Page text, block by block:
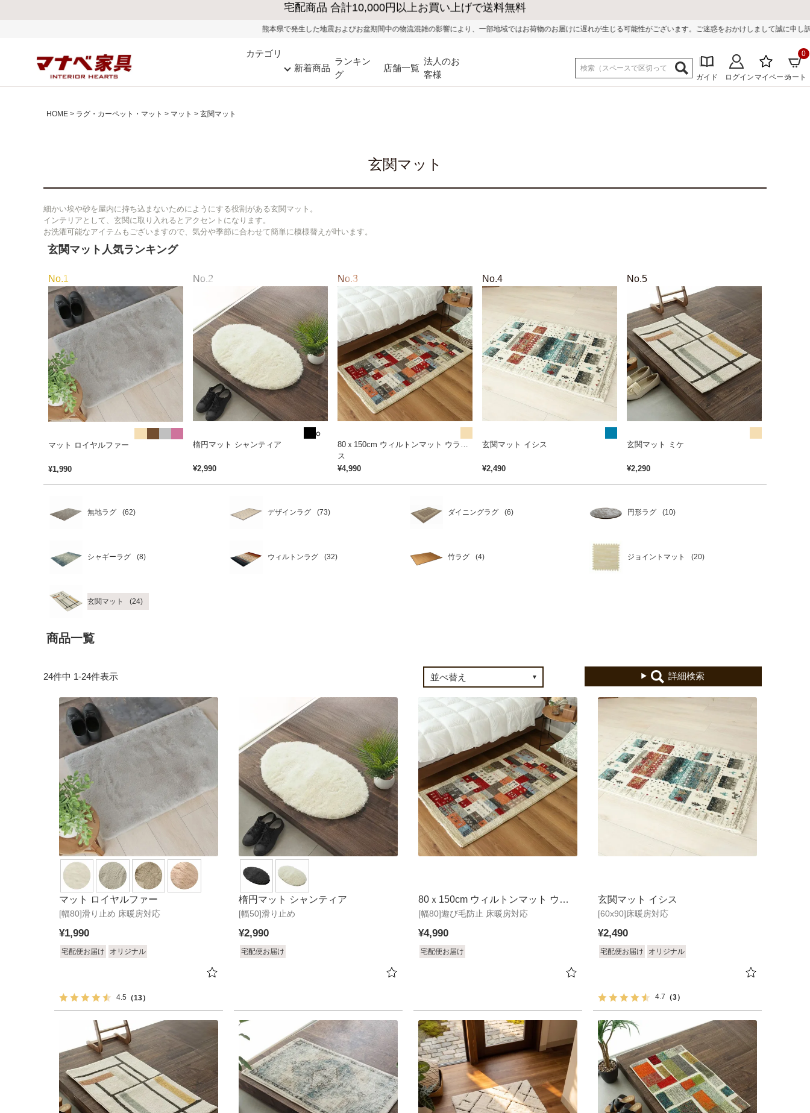
大型家具の送料・設置無料（※当社エリア）
熊本県で発生した地震およびお盆期間中の物流混雑の影響により、一部地域ではお荷物のお届けに遅れが生じる可能性がございます。ご迷惑をおかけしまして誠に申し訳ございません。
カテゴリ
新着商品
ランキン
グ
店舗一覧
法人のお
客様
ガイド ログイン マイページカート
0
HOME ラグ・カーペット・マット マット 玄関マット
玄関マット
細かい埃や砂を屋内に持ち込まないためにようにする役割がある玄関マット。
インテリアとして、玄関に取り入れるとアクセントになります。
お洗濯可能なアイテムもございますので、気分や季節に合わせて簡単に模様替えが叶います。
玄関マット人気ランキング
マット ロイヤルファー
¥1,990
●
楕円マット シャンティア
¥2,990
80ｘ150cm ウィルトンマット ウラノ
ス
¥4,990
玄関マット イシス
¥2,490
玄関マット ミケ
¥2,290
無地ラグ デザインラグ ダイニングラグ 円形ラグ
シャギーラグ ウィルトンラグ 竹ラグ ジョイントマット
玄関マット
商品一覧
24件中 1-24件表示 詳細検索
[幅80]滑り止め 床暖房対応
マット ロイヤルファー
¥1,990
宅配便お届け オリジナル
4.5 （13）
[幅50]滑り止め
楕円マット シャンティア
¥2,990
宅配便お届け
[幅80]遊び毛防止 床暖房対応
80ｘ150cm ウィルトンマット ウラ
ノス
¥4,990
宅配便お届け
[60x90]床暖房対応
玄関マット イシス
¥2,490
宅配便お届け オリジナル
4.7 （3）